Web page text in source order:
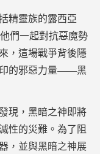
精靈族的露西亞
們一起對抗惡魔勢
，這場戰爭背後隱
印的邪惡力量——黑
現，黑暗之神即將
性的災難。為了阻
，並與黑暗之神展